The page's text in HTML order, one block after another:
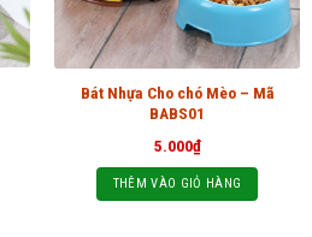
Bát Nhựa Cho chó Mèo – Mã
BABS01
5.000₫
THÊM VÀO GIỎ HÀNG